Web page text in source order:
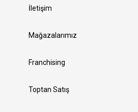
İletişim
Mağazalarımız
Franchising
Toptan Satış